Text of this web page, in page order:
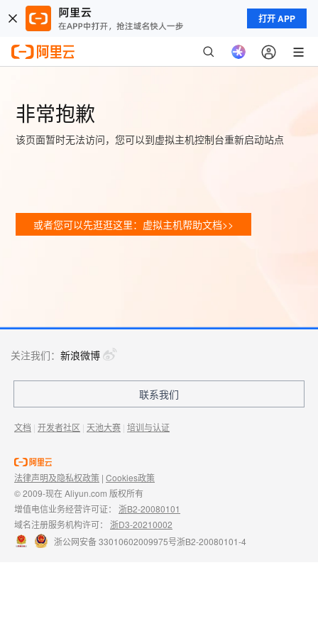
打开 APP
非常抱歉
该页面暂时无法访问，您可以到虚拟主机控制台重新启动站点
或者您可以先逛逛这里：虚拟主机帮助文档>>